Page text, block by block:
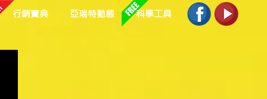
行銷寶典 亞瑞特動態 科學工具